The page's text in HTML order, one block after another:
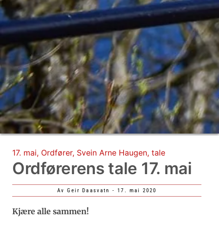
17. mai, Ordfører, Svein Arne Haugen, tale
Ordførerens tale 17. mai
Av Geir Daasvatn -17. mai 2020
Kjære alle sammen!